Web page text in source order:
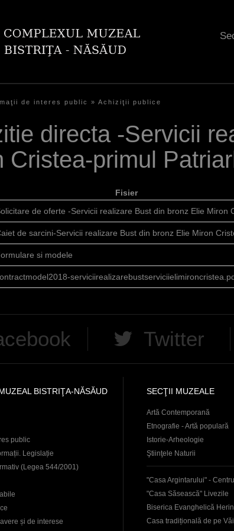
de interes public » Achiziţii publice
directa -Servicii
Cristea-primul
Fisier
de oferte -Servicii realizare Bust din bronz Elie Miron
de sarcini-Servicii realizare Bust din bronz Elie Miron
si modele
Twitter
BISTRIŢA-NĂSĂUD
public
Legislație
(Legea 544/2001)
și de interese
SECŢII MUZEALE
Artă Contemporană
Etnografie - Artă populară
Istorie-Arheologie
Ştiinţele Naturii
"Casa Argintarului" -
"Casa Săsească" Livezile
Biserica Evanghelică
Casa tradițională de pe